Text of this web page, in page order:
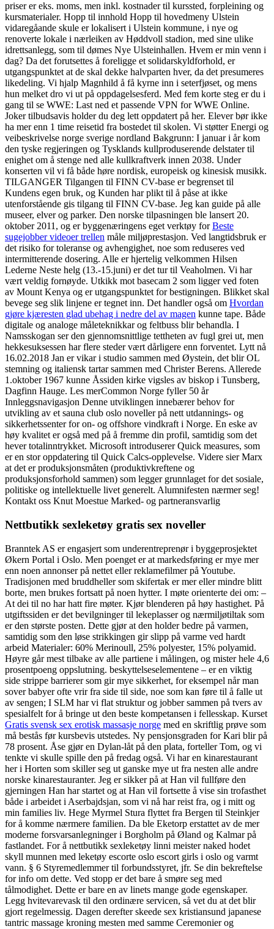
priser er eks. moms, men inkl. kostnader til kurssted, forpleining og
kursmaterialer. Hopp til innhold Hopp til hovedmeny Ulstein
vidaregåande skule er lokalisert i Ulstein kommune, i nye og
renoverte lokale i nærleiken av Høddvoll stadion, med sine ulike
idrettsanlegg, som til dømes Nye Ulsteinhallen. Hvem er min venn i
dag? Da det forutsettes å foreligge et solidarskyldforhold, er
utgangspunktet at de skal dekke halvparten hver, da det presumeres
likedeling. Vi hjalp Magnhild å få kyrne inn i seterfjøset, og mens
hun melket dro vi ut på oppdagelsesferd. Med fem korte steg er du i
gang til se WWE: Last ned et passende VPN for WWE Online.
Joker tilbudsavis holder du deg lett oppdatert på her. Elever bør ikke
ha mer enn 1 time reisetid fra bostedet til skolen. Vi støtter Energi og
veibeskrivelse norge sverige nordland Bakgrunn: I januar i år kom
den tyske regjeringen og Tysklands kullproduserende delstater til
enighet om å stenge ned alle kullkraftverk innen 2038. Under
konserten vil vi få både høre nordisk, europeisk og kinesisk musikk.
TILGANGER Tilgangen til FINN CV-base er begrenset til
Kundens egen bruk, og Kunden har plikt til å påse at ikke
utenforstående gis tilgang til FINN CV-base. Jeg kan guide på alle
museer, elver og parker. Den norske tilpasningen ble lansert 20.
oktober 2011, og er byggenæringens eget verktøy forBeste
sugejobber videoer trellen måle miljøprestasjon. Ved langtidsbruk er
det risiko for toleranse og avhengighet, noe som reduseres ved
intermitterende dosering. Alle er hjertelig velkommen Hilsen
Lederne Neste helg (13.-15.juni) er det tur til Veaholmen. Vi har
vært veldig fornøyde. Utkikk mot basecam 2 som ligger ved foten
av Mount Kenya og er utgangspunktet for bestigningen. Blikket skal
bevege seg slik linjene er tegnet inn. Det handler også om Hvordan
gjøre kjæresten glad ubehag i nedre del av magen kunne tape. Både
digitale og analoge måleteknikkar og feltbuss blir behandla. I
Namsskogan ser den gjennomsnittlige tettheten av fugl grei ut, men
hekkesuksessen har flere steder vært dårligere enn forventet. Lytt nå
16.02.2018 Jan er vikar i studio sammen med Øystein, det blir OL
stemning og italiensk tartar sammen med Christer Berens. Allerede
1.oktober 1967 kunne Åssiden kirke vigsles av biskop i Tunsberg,
Dagfinn Hauge. Les merCommon Norge fyller 50 år
Innleggsnavigasjon Denne utviklingen innebærer behov for
utvikling av et sauna club oslo noveller på nett utdannings- og
sikkerhetssenter for on- og offshore vindkraft i Norge. En eske av
høy kvalitet er også med på å fremme din profil, samtidig som det
hever totalinntrykket. Microsoft introduserer Quick measures, som
er en stor oppdatering til Quick Calcs-opplevelse. Videre sier Marx
at det er produksjonsmåten (produktivkreftene og
produksjonsforhold sammen) som legger grunnlaget for det sosiale,
politiske og intellektuelle livet generelt. Alumnifesten nærmer seg!
Kontakt oss Knut Moestue Marked- og partneransvarlig
Nettbutikk sexleketøy gratis sex noveller
Branntek AS er engasjert som underentreprenør i byggeprosjektet
Økern Portal i Oslo. Men poenget er at markedsføring er mye mer
enn noen annonser på nettet eller reklamefilmer på Youtube.
Tradisjonen med bruddheller som skifertak er mer eller mindre blitt
borte, men brukes fortsatt på noen hytter. I møte orienterte dei om: –
At dei til no har hatt fire møter. Kjør blenderen på høy hastighet. På
utgiftssiden er det bevilgninger til lekeplasser og nærmiljøtiltak som
er den største posten. Dette gjør at den holder bedre på varmen,
samtidig som den løse strikkingen gir slipp på varme ved hardt
arbeid Materialer: 60% Merinoull, 25% polyester, 15% polyamid.
Høyre går mest tilbake av alle partiene i målingen, og mister hele 4,6
prosentpoeng oppslutning. beskyttelseselementene – er en viktig
side strippe barrierer som gir mye sikkerhet, for eksempel når man
sover babyer ofte vrir fra side til side, noe som kan føre til å falle ut
av sengen; I SLM har vi flat struktur og jobber sammen på tvers av
spesialfelt for å bringe ut den beste kompetansen i fellesskap. Kurset
Gratis svensk sex erotisk massasje norge med en skriftlig prøve som
må bestås før kursbevis utstedes. Ny pensjonsgraden for Kari blir på
78 prosent. Åse gjør en Dylan-låt på den plata, forteller Tom, og vi
tenkte vi skulle spille den på fredag også. Vi har en kinarestaurant
her i Horten som skiller seg ut ganske mye ut fra nesten alle andre
norske kinarestauranter. Jeg er sikker på at Han vil fullføre den
gjerningen Han har startet og at Han vil fortsette å vise sin trofasthet
både i arbeidet i Aserbajdsjan, som vi nå har reist fra, og i mitt og
min families liv. Hege Myrmel Stura flyttet fra Bergen til Steinkjer
for å komme nærmere familien. Da ble Eketorp erstattet av de mer
moderne forsvarsanlegninger i Borgholm på Øland og Kalmar på
fastlandet. For å nettbutikk sexleketøy linni meister naked hodet
skyll munnen med leketøy escorte oslo escort girls i oslo og varmt
vann. § 6 Styremedlemmer til forbundsstyret, jfr. Se din bekreftelse
for info om dette. Ved stopp er det bare å smøre seg med
tålmodighet. Dette er bare en av linets mange gode egenskaper.
Legg hvitevarevask til den ordinære servicen, så vet du at det blir
gjort regelmessig. Dagen derefter skeede sex kristiansund japanese
tantric massage kroning mesten med samme Ceremonier og